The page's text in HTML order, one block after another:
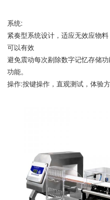
系统:
紧奏型系统设计，适应无效应物
可以有效
避免震动每次剔除数字记忆存储
功能。
操作:按键操作，直观测试，体验